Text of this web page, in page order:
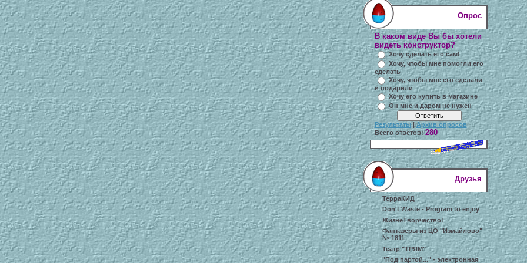
Опрос
В каком виде Вы бы хотели
видеть конструктор?
Хочу сделать его сам!
Хочу, чтобы мне помогли его
сделать
Хочу, чтобы мне его сделали
и подарили
Хочу его купить в магазине
Он мне и даром не нужен
Результаты|Архив опросов
Всего ответов:280
Друзья
ТерраКИД
Don't Waste - Program to enjoy
ЖизнеТворчество!
Фантазеры из ЦО "Измайлово"
№ 1811
Театр "ТРЯМ"
"Под партой..." - электронная